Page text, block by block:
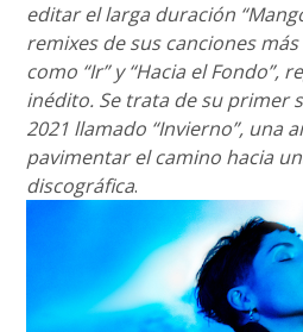
editar el larga duración
remixes de sus canciones
como “Ir” y “Hacia el Fondo”,
inédito. Se trata de su primer
2021 llamado “Invierno”, una
pavimentar el camino hacia
discográfica.